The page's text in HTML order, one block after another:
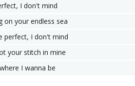
I don't mind
on your endless sea
perfect, I don't mind
your stitch in mine
I wanna be